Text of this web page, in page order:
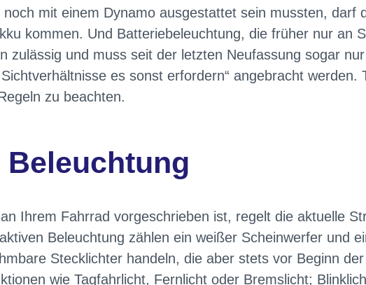
noch mit einem Dynamo ausgestattet sein mussten, darf
kommen. Und Batteriebeleuchtung, die früher nur an
zulässig und muss seit der letzten Neufassung sogar
es sonst erfordern“ angebracht
zu beachten.
Ihrem Fahrrad vorgeschrieben ist, regelt die aktuelle
Beleuchtung zählen ein weißer Scheinwerfer und
Stecklichter handeln, die aber stets vor Beginn
wie Tagfahrlicht, Fernlicht oder Bremslicht;